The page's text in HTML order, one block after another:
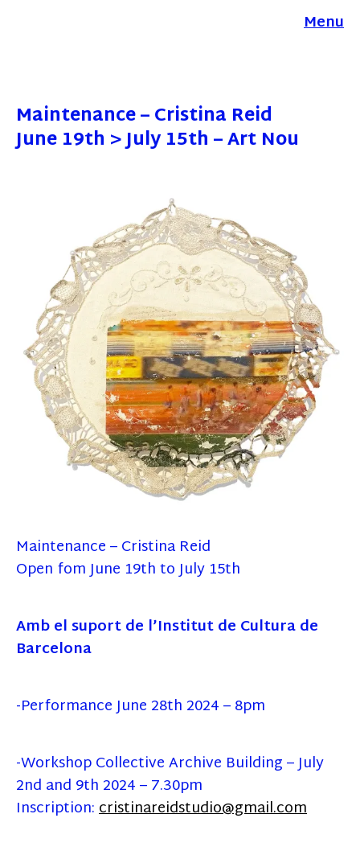
Menu
Maintenance – Cristina Reid
June 19th > July 15th – Art Nou
Maintenance – Cristina Reid
Open fom June 19th to July 15th
Amb el suport de l’Institut de Cultura de
Barcelona
-Performance June 28th 2024 – 8pm
-Workshop Collective Archive Building – July
2nd and 9th 2024 – 7.30pm
Inscription:cristinareidstudio@gmail.com